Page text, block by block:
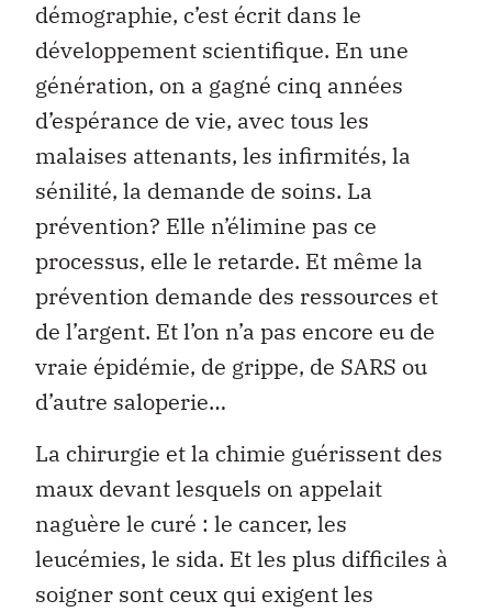
démographie, c’est écrit dans le
développement scientifique. En une
génération, on a gagné cinq années
d’espérance de vie, avec tous les
malaises attenants, les infirmités, la
sénilité, la demande de soins. La
prévention? Elle n’élimine pas ce
processus, elle le retarde. Et même la
prévention demande des ressources et
de l’argent. Et l’on n’a pas encore eu de
vraie épidémie, de grippe, de SARS ou
d’autre saloperie…
La chirurgie et la chimie guérissent des
maux devant lesquels on appelait
naguère le curé : le cancer, les
leucémies, le sida. Et les plus difficiles à
soigner sont ceux qui exigent les